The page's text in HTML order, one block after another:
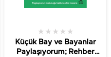
Küçük Bay ve Bayanlar
Paylaşıyorum; Rehber
★ ★ ★ ★ ★